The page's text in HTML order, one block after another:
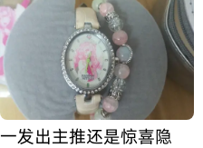
一发出主推还是惊喜隐